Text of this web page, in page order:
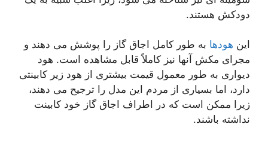
دودکش هستند.
این هودها به طور کامل اجاق گاز را پوشش می دهند و
مجرای مکش آنها نیز کاملاً قابل مشاهده است. هود
دیواری به طور معمول قیمت بیشتری از هود زیر کابینتی
دارد، اما بسیاری از مردم این مدل را ترجیح می دهند،
زیرا ممکن است که در اطراف اجاق گاز خود کابینت
نداشته باشند.